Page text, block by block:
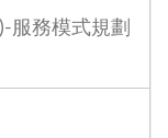
服務模式規劃